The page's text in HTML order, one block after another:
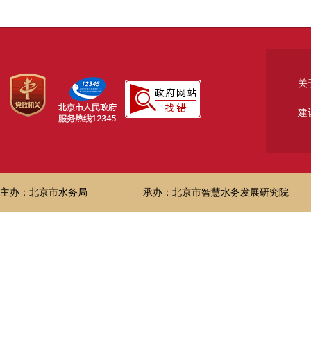
关
建
主办：北京市水务局 承办：北京市智慧水务发展研究院